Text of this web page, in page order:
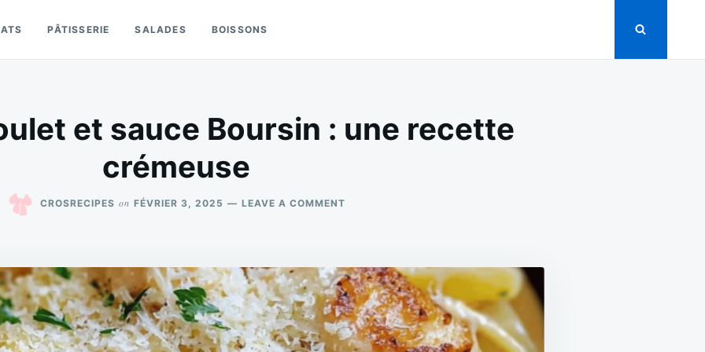
PÂTISSERIE SALADES BOISSONS
et sauce Boursin : une recette
crémeuse
CROSRECIPES on FÉVRIER 3, 2025 LEAVE A COMMENTON
SAUCE
BOURSIN
:
UNE
RECETTE
CRÉMEUSE